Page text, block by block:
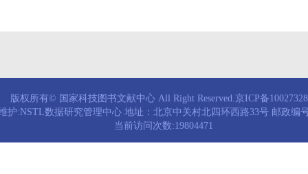
版权所有© 国家科技图书文献中心 All Right Reserved.京ICP备
护:NSTL数据研究管理中心 地址：北京中关村北四环西路33号 邮政编
当前访问次数:19804471